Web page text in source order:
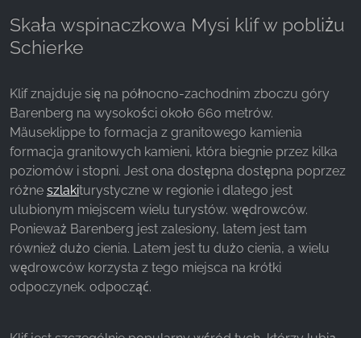
Skała wspinaczkowa Mysi klif w pobliżu
Schierke
Klif znajduje się na północno-zachodnim zboczu góry
Barenberg na wysokości około 660 metrów.
Mäuseklippe to formacja z granitowego kamienia
formacja granitowych kamieni, która biegnie przez kilka
poziomów i stopni. Jest ona dostępna dostępna poprzez
różne szlakiturystyczne w regionie i dlatego jest
ulubionym miejscem wielu turystów. wędrowców.
Ponieważ Barenberg jest zalesiony, latem jest tam
również dużo cienia. Latem jest tu dużo cienia, a wielu
wędrowców korzysta z tego miejsca na krótki
odpoczynek. odpocząć.
anonimowo. Informacje te pomagają nam
zrozumieć, w jaki sposób odwiedzający korzystają
Google Analytics
Name:
_ga, _gid, _gac_gb_
Provider:
Google LLC
Purpose:
Zbieranie statystyk dotyczących korzystania z
witryny
Cookie duration: